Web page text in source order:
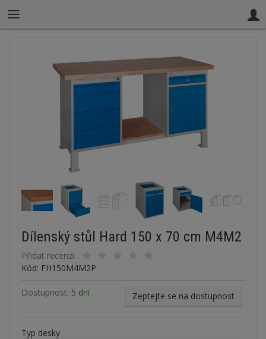
Dílenský stůl Hard 150 x 70 cm M4M2
Přidat recenzi:
Kód: FH150M4M2P
Dostupnost: 5 dní Zeptejte se na dostupnost
Typ desky